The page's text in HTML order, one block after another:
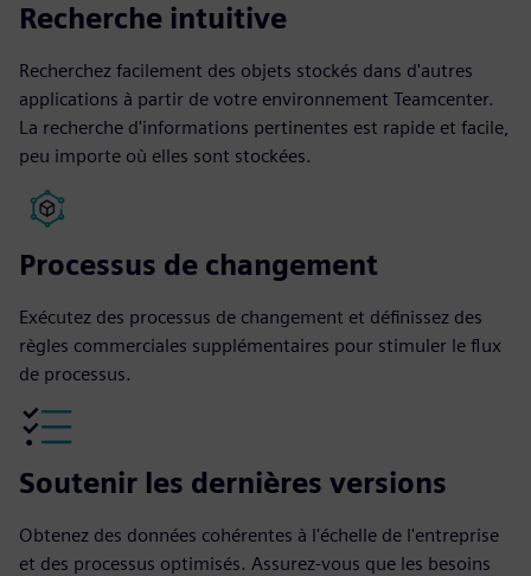
Recherche intuitive
Recherchez facilement des objets stockés dans d'autres
applications à partir de votre environnement Teamcenter.
La recherche d'informations pertinentes est rapide et facile,
peu importe où elles sont stockées.
Processus de changement
Exécutez des processus de changement et définissez des
règles commerciales supplémentaires pour stimuler le flux
de processus.
Soutenir les dernières versions
Obtenez des données cohérentes à l'échelle de l'entreprise
et des processus optimisés. Assurez-vous que les besoins